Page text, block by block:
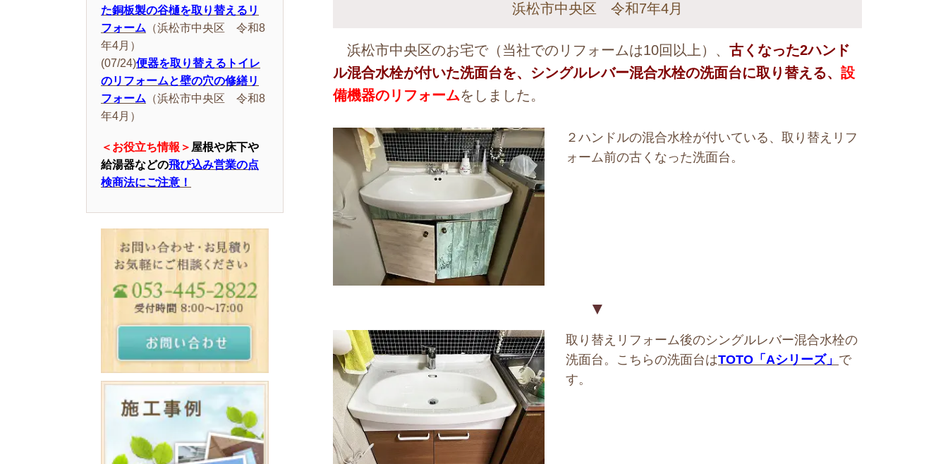
浜松市中央区 令和7年4月
浜松市中央区のお宅で（当社でのリフォームは10回以上）、 古くなった2ハンド
ル混合水栓が付いた洗面台を、シングルレバー混合水栓の洗面台に取り替える、 設
備機器のリフォームをしました。
２ハンドルの混合水栓が付いている、取り替えリフ
ォーム前の古くなった洗面台。
▼
取り替えリフォーム後のシングルレバー混合水栓の
洗面台。こちらの洗面台はTOTO「Aシリーズ」 で
す。
た銅板製の谷樋を取り替えるリ
フォーム （浜松市中央区 令和8
年4月）
(07/24)便器を取り替えるトイレ
のリフォームと壁の穴の修繕リ
フォーム （浜松市中央区 令和8
年4月）
＜お役立ち情報＞ 屋根や床下や
給湯器などの飛び込み営業の点
検商法にご注意！